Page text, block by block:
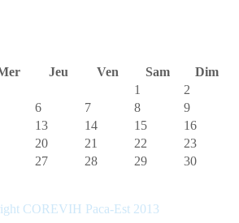
Jeu Ven Sam
Dim
1
2
6 7 8
9
13 14 15
16
20 21 22
23
27 28 29
30
COREVIH Paca-Est 2013